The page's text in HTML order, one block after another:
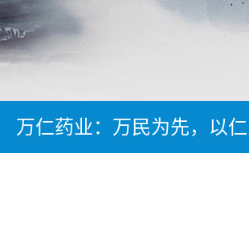
万仁药业：万民为先，以仁